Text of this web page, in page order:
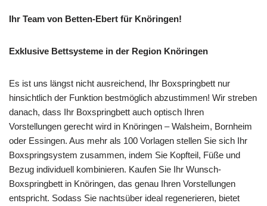
Ihr Team von Betten-Ebert für Knöringen!
Exklusive Bettsysteme in der Region Knöringen
Es ist uns längst nicht ausreichend, Ihr Boxspringbett nur
hinsichtlich der Funktion bestmöglich abzustimmen! Wir streben
danach, dass Ihr Boxspringbett auch optisch Ihren
Vorstellungen gerecht wird in Knöringen – Walsheim, Bornheim
oder Essingen. Aus mehr als 100 Vorlagen stellen Sie sich Ihr
Boxspringsystem zusammen, indem Sie Kopfteil, Füße und
Bezug individuell kombinieren. Kaufen Sie Ihr Wunsch-
Boxspringbett in Knöringen, das genau Ihren Vorstellungen
entspricht. Sodass Sie nachtsüber ideal regenerieren, bietet